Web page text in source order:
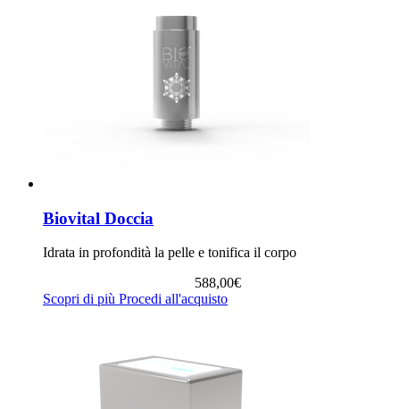
Biovital Doccia
Idrata in profondità la pelle e tonifica il corpo
588,00€
Scopri di più Procedi all'acquisto